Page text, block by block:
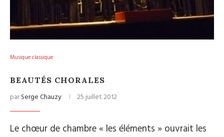
Musique classique
BEAUTÉS CHORALES
parSerge Chauzy 25 juillet 2012
Le chœur de chambre « les éléments » ouvrait les